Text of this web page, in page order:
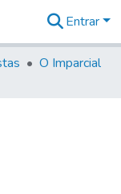
Entrar
O Imparcial